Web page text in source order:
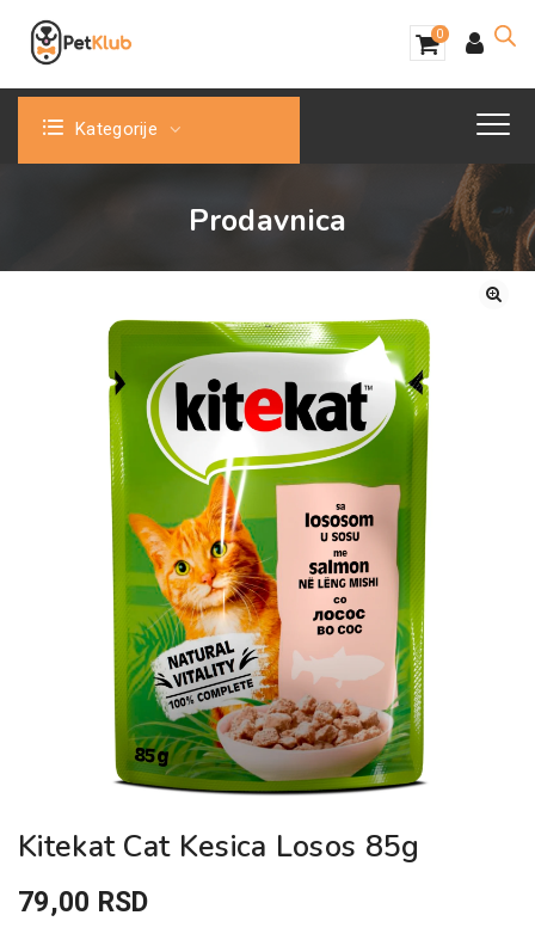
0
Kategorije
Prodavnica
Kitekat Cat Kesica Losos 85g
79,00 RSD